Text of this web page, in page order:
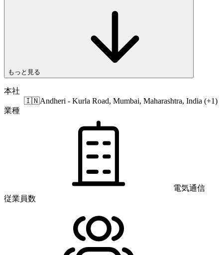
もっと見る
本社
🇮🇳Andheri - Kurla Road, Mumbai, Maharashtra, India (+1)
業種
電気通信
従業員数